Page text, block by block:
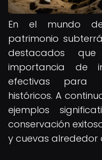
En el mundo
patrimonio
destacados
importancia de
efectivas para
históricos. A
ejemplos
conservación
y cuevas alrededor